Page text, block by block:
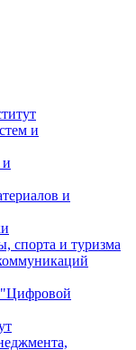
и
и
и
спорта и туризма
"Цифровой